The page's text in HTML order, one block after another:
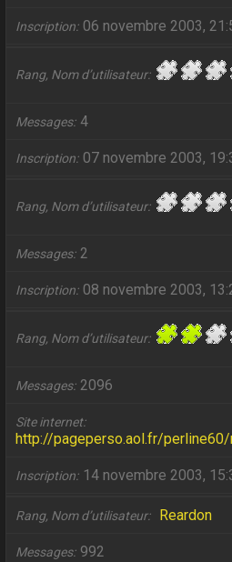
Inscription 06 novembre 2003,
Rang, Nom d’utilisateur
Messages 4
Inscription 07 novembre 2003,
Rang, Nom d’utilisateur
Messages 2
Inscription 08 novembre 2003,
Rang, Nom d’utilisateur
Messages 2096
Site internet
http://pageperso.aol.fr/perline60/
Inscription 14 novembre 2003,
Rang, Nom d’utilisateur Reardon
Messages 992